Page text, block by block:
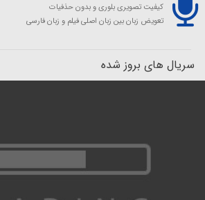
کیفیت تصویری بلوری و بدون حذفیات
تعویض زبان بین زبان اصلی فیلم و زبان فارسی
سریال های بروز شده